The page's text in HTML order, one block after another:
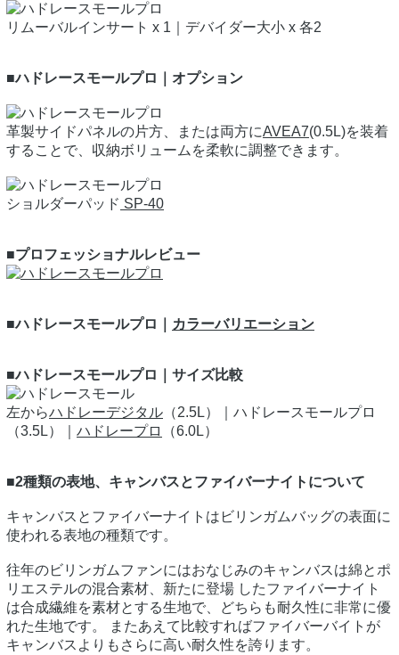
リムーバルインサート x 1｜デバイダー大小 x 各2
■ハドレースモールプロ｜オプション
革製サイドパネルの片方、または両方にAVEA7(0.5L)を装着
することで、収納ボリュームを柔軟に調整できます。
ショルダーパッド SP-40
■プロフェッショナルレビュー
■ハドレースモールプロ｜ カラーバリエーション
■ハドレースモールプロ｜サイズ比較
左からハドレーデジタル （2.5L）｜ハドレースモールプロ
（3.5L）｜ ハドレープロ （6.0L）
■2種類の表地、キャンバスとファイバーナイトについて
キャンバスとファイバーナイトはビリンガムバッグの表面に
使われる表地の種類です。
往年のビリンガムファンにはおなじみのキャンバスは綿とポ
リエステルの混合素材、新たに登場 したファイバーナイト
は合成繊維を素材とする生地で、どちらも耐久性に非常に優
れた生地です。 またあえて比較すればファイバーバイトが
キャンバスよりもさらに高い耐久性を誇ります。